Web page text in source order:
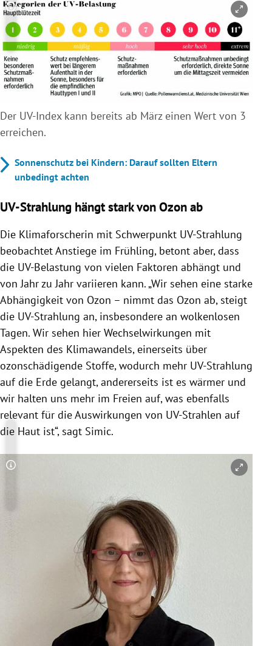
Copyright-Hinweis öffnen/schließen
Der UV-Index kann bereits ab März einen Wert von 3
erreichen.
Sonnenschutz bei Kindern: Darauf sollten Eltern
unbedingt achten
UV-Strahlung hängt stark von Ozon ab
Die Klimaforscherin mit Schwerpunkt UV-Strahlung
beobachtet Anstiege im Frühling, betont aber, dass
die UV-Belastung von vielen Faktoren abhängt und
von Jahr zu Jahr variieren kann. „Wir sehen eine starke
Abhängigkeit von Ozon – nimmt das Ozon ab, steigt
die UV-Strahlung an, insbesondere an wolkenlosen
Tagen. Wir sehen hier Wechselwirkungen mit
Aspekten des Klimawandels, einerseits über
ozonschädigende Stoffe, wodurch mehr UV-Strahlung
auf die Erde gelangt, andererseits ist es wärmer und
wir halten uns mehr im Freien auf, was ebenfalls
relevant für die Auswirkungen von UV-Strahlen auf
die Haut ist“, sagt Simic.
Copyright-Hinweis öffnen/schließen